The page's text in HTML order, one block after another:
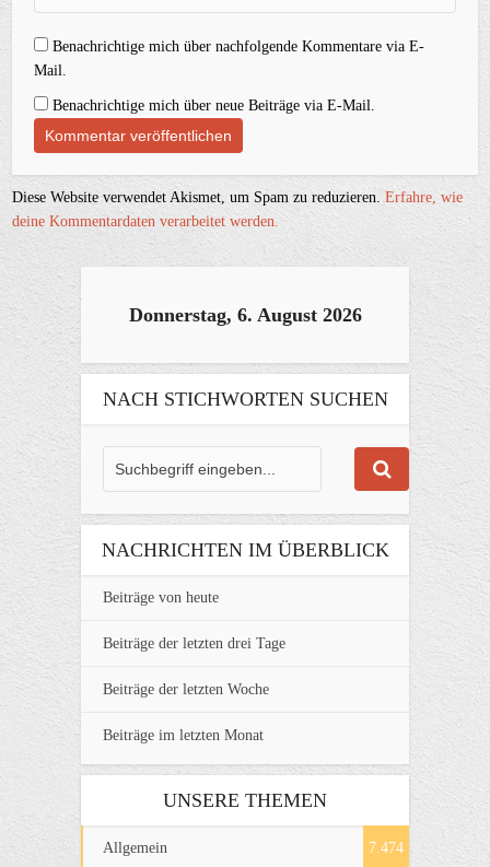
Benachrichtige mich über nachfolgende Kommentare via E-
Mail.
Benachrichtige mich über neue Beiträge via E-Mail.
Diese Website verwendet Akismet, um Spam zu reduzieren.Erfahre, wie
deine Kommentardaten verarbeitet werden.
Donnerstag, 6. August 2026
NACH STICHWORTEN SUCHEN
NACHRICHTEN IM ÜBERBLICK
Beiträge von heute
Beiträge der letzten drei Tage
Beiträge der letzten Woche
Beiträge im letzten Monat
UNSERE THEMEN
Allgemein 7.474